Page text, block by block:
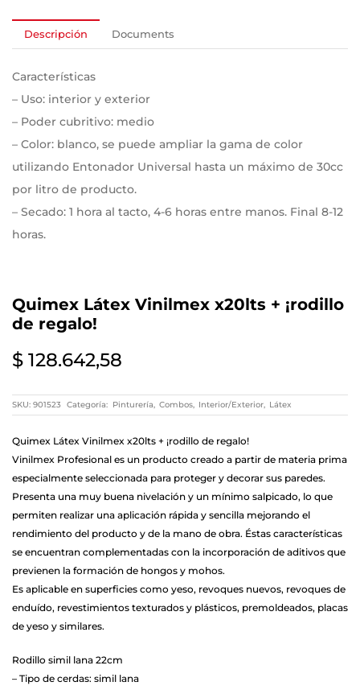
Descripción Documents
Características
– Uso: interior y exterior
– Poder cubritivo: medio
– Color: blanco, se puede ampliar la gama de color
utilizando Entonador Universal hasta un máximo de 30cc
por litro de producto.
– Secado: 1 hora al tacto, 4-6 horas entre manos. Final 8-12
horas.
– Diluyente recomendado: agua, hasta un 10%.
– Herramientas: Con pincel, rodillo o soplete.
Modo de uso
La superficie debe estar limpia, seca y libre de polvo,
hongos y/o moho, lavar con solución de agua lavandina al
10 %, enjuagar y dejar secar muy bien.
1. Superficies de cemento nueva o sin pintar
Verificar el completo fraguado y neutralizar con solución
de ácido muriático al 10 % en agua, enjuagar y dejar secar
muy bien. Corroborar la neutralidad con cinta de ph.
Aplicar FIJADOR SELLADOR CONCENTRADO o
IMPRIMACIÓN FIJADORA QUIMEX diluida
convenientemente.
2. Superficies antiguas
Quimex Látex Vinilmex x20lts + ¡rodillo
de regalo!
$ 128.642,58
SKU: 901523 Categoría: Pinturería, Combos, Interior/Exterior, Látex
Quimex Látex Vinilmex x20lts + ¡rodillo de regalo!
Vinilmex Profesional es un producto creado a partir de materia prima
especialmente seleccionada para proteger y decorar sus paredes.
Presenta una muy buena nivelación y un mínimo salpicado, lo que
permiten realizar una aplicación rápida y sencilla mejorando el
rendimiento del producto y de la mano de obra. Éstas características
se encuentran complementadas con la incorporación de aditivos que
previenen la formación de hongos y mohos.
Es aplicable en superficies como yeso, revoques nuevos, revoques de
enduído, revestimientos texturados y plásticos, premoldeados, placas
de yeso y similares.
Rodillo simil lana 22cm
– Tipo de cerdas: simil lana